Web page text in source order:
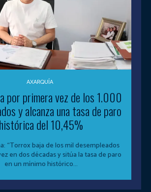
AXARQUÍA
por primera vez de los 1.000
y alcanza una tasa de paro
histórica del 10,45%
“Torrox baja de los mil desempleados
en dos décadas y sitúa la tasa de paro
en un mínimo histórico...